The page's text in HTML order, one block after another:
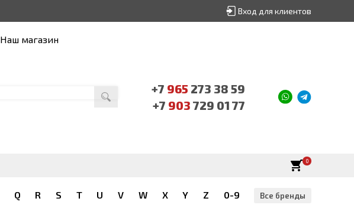
Вход для клиентов
Наш магазин
+7 965 273 38 59
+7 903 729 01 77
0
Q R S T U V W X Y Z 0-9 Все бренды